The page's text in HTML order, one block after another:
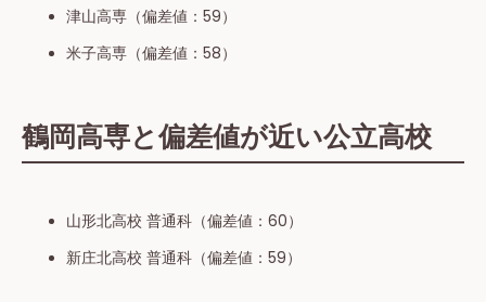
津山高専（偏差値：59）
米子高専（偏差値：58）
鶴岡高専と偏差値が近い公立高校
山形北高校 普通科（偏差値：60）
新庄北高校 普通科（偏差値：59）